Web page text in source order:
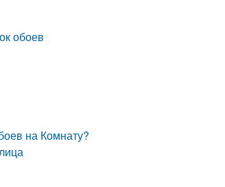
обоев
на Комнату?